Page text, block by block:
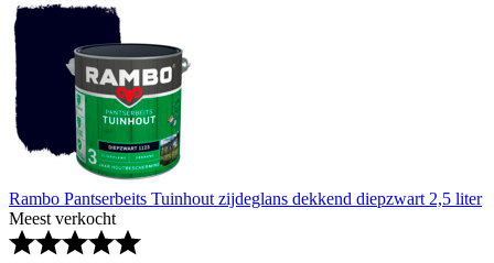
Rambo Pantserbeits Tuinhout zijdeglans dekkend diepzwart 2,5 liter
Meest verkocht